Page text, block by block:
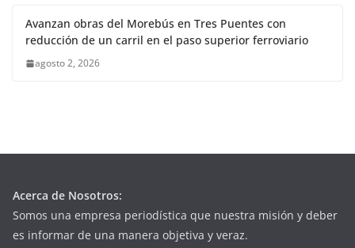
Avanzan obras del Morebús en Tres Puentes con
reducción de un carril en el paso superior ferroviario
agosto 2, 2026
Acerca de Nosotros:
Somos una empresa periodística que nuestra misión y deber
es informar de una manera objetiva y veraz.